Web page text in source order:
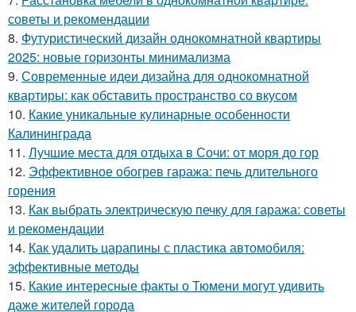
советы и рекомендации
8. Футуристический дизайн однокомнатной квартиры
2025: новые горизонты минимализма
9. Современные идеи дизайна для однокомнатной
квартиры: как обставить пространство со вкусом
10. Какие уникальные кулинарные особенности
Калининграда
11. Лучшие места для отдыха в Сочи: от моря до гор
12. Эффективное обогрев гаража: печь длительного
горения
13. Как выбрать электрическую печку для гаража: советы
и рекомендации
14. Как удалить царапины с пластика автомобиля:
эффективные методы
15. Какие интересные факты о Тюмени могут удивить
даже жителей города